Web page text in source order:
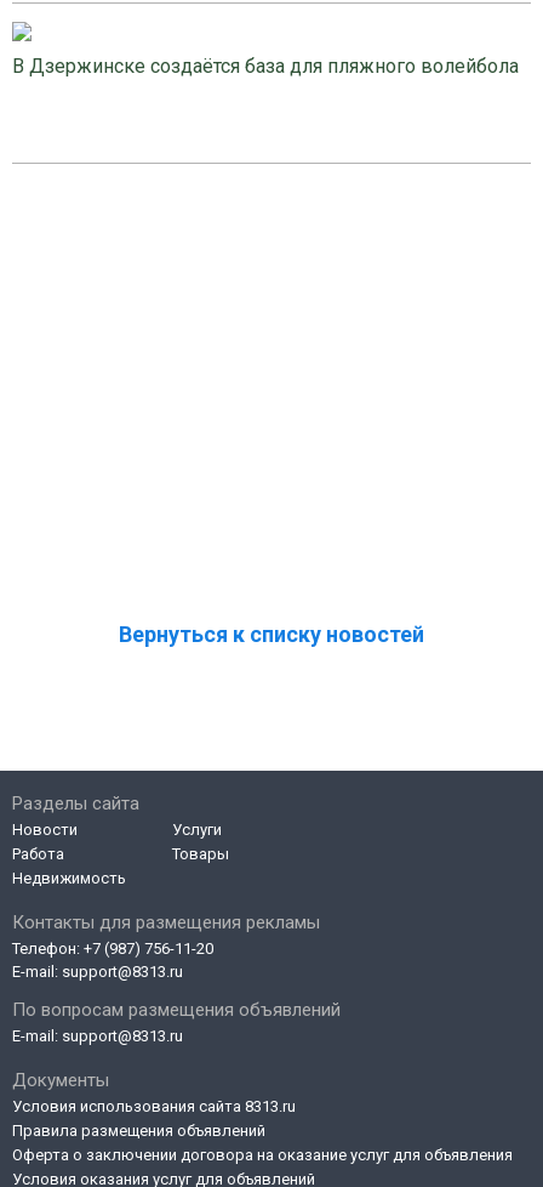
В Дзержинске создаётся база для пляжного волейбола
Вернуться к списку новостей
Контакты для размещения рекламы
Телефон: +7 (987) 756-11-20
E-mail: support@8313.ru
По вопросам размещения объявлений
E-mail: support@8313.ru
Документы
Условия использования сайта 8313.ru
Правила размещения объявлений
Оферта о заключении договора на оказание услуг для объявления
Условия оказания услуг для объявлений
Разделы сайта
Новости
Работа
Недвижимость
Услуги
Товары